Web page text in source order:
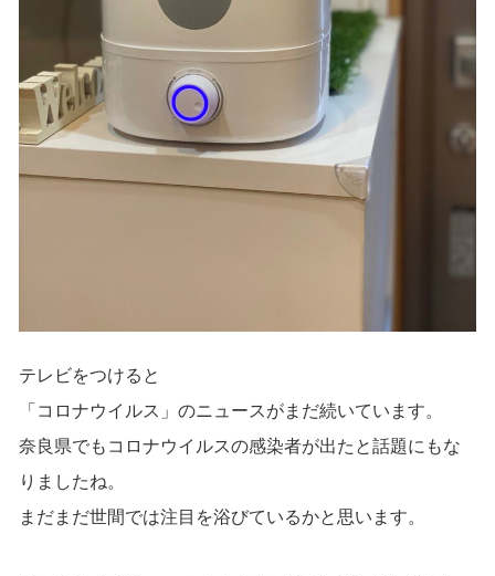
テレビをつけると
「コロナウイルス」のニュースがまだ続いています。
奈良県でもコロナウイルスの感染者が出たと話題にもな
りましたね。
まだまだ世間では注目を浴びているかと思います。